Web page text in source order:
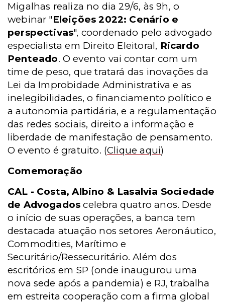
Migalhas realiza no dia 29/6, às 9h, o
webinar "Eleições 2022: Cenário e
perspectivas", coordenado pelo advogado
especialista em Direito Eleitoral, Ricardo
Penteado. O evento vai contar com um
time de peso, que tratará das inovações da
Lei da Improbidade Administrativa e as
inelegibilidades, o financiamento político e
a autonomia partidária, e a regulamentação
das redes sociais, direito a informação e
liberdade de manifestação de pensamento.
O evento é gratuito. (Clique aqui)
Comemoração
CAL - Costa, Albino & Lasalvia Sociedade
de Advogados celebra quatro anos. Desde
o início de suas operações, a banca tem
destacada atuação nos setores Aeronáutico,
Commodities, Marítimo e
Securitário/Ressecuritário. Além dos
escritórios em SP (onde inaugurou uma
nova sede após a pandemia) e RJ, trabalha
em estreita cooperação com a firma global